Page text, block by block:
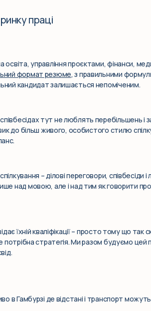
праці
освіта, управління проєктами, фінанси,
формат резюме, з правильними
кандидат залишається непоміченим.
тут не люблять перебільшень і
до більш живого, особистого стилю
– ділові переговори, співбесіди
над мовою, але і над тим як говорити
їхній кваліфікації – просто тому що так
потрібна стратегія. Ми разом будуємо цей
в Гамбурзі де відстані і транспорт